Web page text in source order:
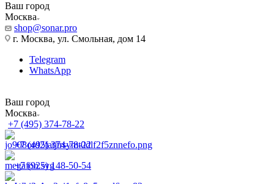
Ваш город
Москва
shop@sonar.pro
г. Москва, ул. Смольная, дом 14
Telegram
WhatsApp
Ваш город
Москва
+7 (495) 374-78-22
+7 (495) 374-78-22
+7 (925) 148-50-54